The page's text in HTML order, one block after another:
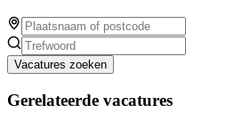
Vacatures zoeken
Gerelateerde vacatures